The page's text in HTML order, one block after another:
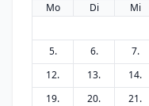
Mo Di Mi
5.
6. 7.
12.
13. 14.
19.
20. 21.